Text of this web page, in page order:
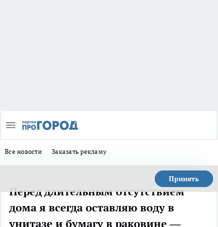
Все новости Заказать рекламу
Принять
Перед длительным отсутствием
дома я всегда оставляю воду в
унитазе и бумагу в раковине —